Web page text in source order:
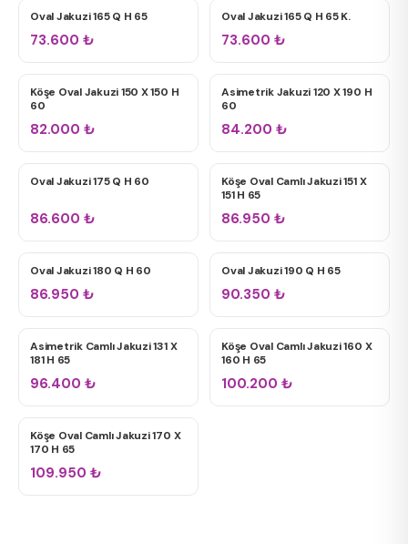
Bahçe / Teras Spa
12+ Jet
ÇIFT KIŞILIK JAKUZILER
Oval Jakuzi 165 Q H 65
73.600 ₺
ÇIFT KIŞILIK JAKUZILER
Oval Jakuzi 165 Q H 65 K.
73.600 ₺
ÇIFT KIŞILIK JAKUZILER
Köşe Oval Jakuzi 150 X 150 H
60
82.000 ₺
ÇIFT KIŞILIK JAKUZILER
Asimetrik Jakuzi 120 X 190 H
60
84.200 ₺
ÇIFT KIŞILIK JAKUZILER
Oval Jakuzi 175 Q H 60
86.600 ₺
ÇIFT KIŞILIK JAKUZILER
Köşe Oval Camlı Jakuzi 151 X
151 H 65
86.950 ₺
TÜM JAKUZILER
Oval Jakuzi 180 Q H 60
86.950 ₺
TÜM JAKUZILER
Oval Jakuzi 190 Q H 65
90.350 ₺
ÇIFT KIŞILIK JAKUZILER
Asimetrik Camlı Jakuzi 131 X
181 H 65
96.400 ₺
ÇIFT KIŞILIK JAKUZILER
Köşe Oval Camlı Jakuzi 160 X
160 H 65
100.200 ₺
TÜM JAKUZILER
Köşe Oval Camlı Jakuzi 170 X
170 H 65
109.950 ₺